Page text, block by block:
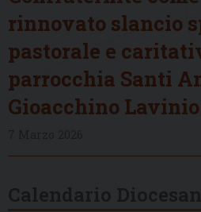
rinnovato slancio
pastorale e
parrocchia Santi
Gioacchino Lavinio